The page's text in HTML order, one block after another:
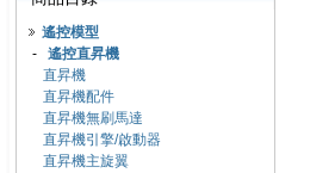
遙控模型
- 遙控直昇機
直昇機
直昇機配件
直昇機無刷馬達
直昇機引擎/啟動器
直昇機主旋翼